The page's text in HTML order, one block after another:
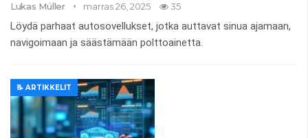
Lukas Müller marras 26, 2025 35
Löydä parhaat autosovellukset, jotka auttavat sinua ajamaan,
navigoimaan ja säästämään polttoainetta.
📝 ARTIKKELIT